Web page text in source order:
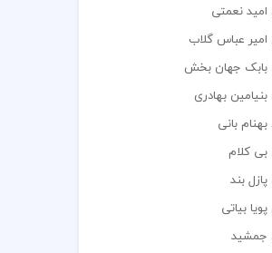
نعمتی
عباس گلاب
جهان بخش
بهادری
بانی
کلام
بند
بیاتی
جمشید